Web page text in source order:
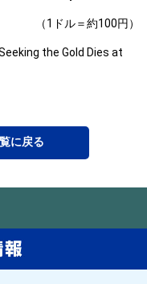
（1ドル＝約100円）
the Gold Dies at
に戻る